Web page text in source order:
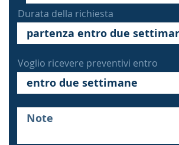
Durata della richiesta
Voglio ricevere preventivi entro